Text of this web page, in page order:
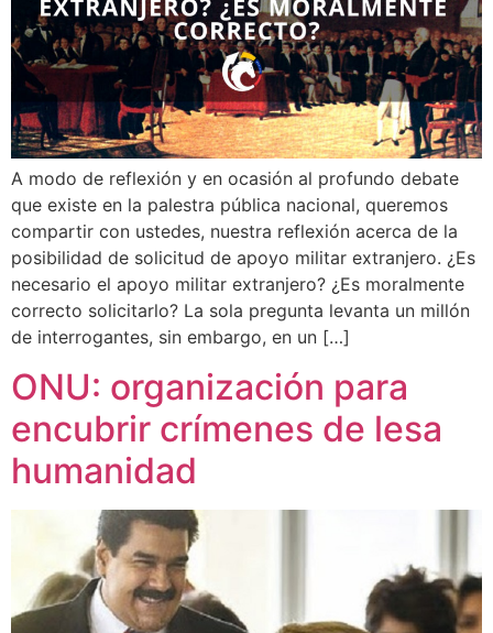
A modo de reflexión y en ocasión al profundo debate
que existe en la palestra pública nacional, queremos
compartir con ustedes, nuestra reflexión acerca de la
posibilidad de solicitud de apoyo militar extranjero. ¿Es
necesario el apoyo militar extranjero? ¿Es moralmente
correcto solicitarlo? La sola pregunta levanta un millón
de interrogantes, sin embargo, en un […]
ONU: organización para
encubrir crímenes de lesa
humanidad